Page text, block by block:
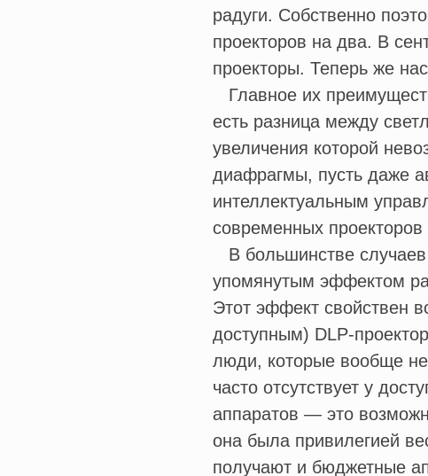
радуги. Собственно
проекторов на два. В
проекторы. Теперь же
Главное их
есть разница между
увеличения которой
диафрагмы, пусть даже
интеллектуальным
современных
В большинстве случаев
упомянутым эффектом
Этот эффект свойствен
доступным) DLP-
люди, которые вообще
часто отсутствует у
аппаратов — это
она была привилегией
получают и бюджетные